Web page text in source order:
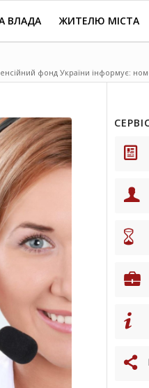
ВЛАДА ЖИТЕЛЮ МІСТА
фонд України інформує: